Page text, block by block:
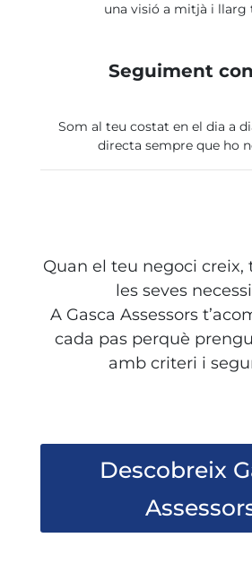
una visió a mitjà i llarg
Seguiment
Som al teu costat en el dia a
directa sempre que ho
Quan el teu negoci creix,
les seves
A Gasca Assessors
cada pas perquè
amb criteri i
Descobreix